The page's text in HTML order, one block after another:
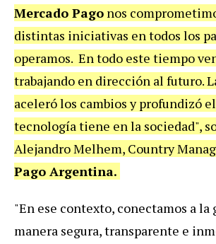
Mercado Pago nos
distintas iniciativas en todos los
operamos. En todo este tiempo
trabajando en dirección al futuro.
aceleró los cambios y profundizó
tecnología tiene en la sociedad",
Alejandro Melhem, Country
Pago Argentina.
"En ese contexto, conectamos a la
manera segura, transparente e